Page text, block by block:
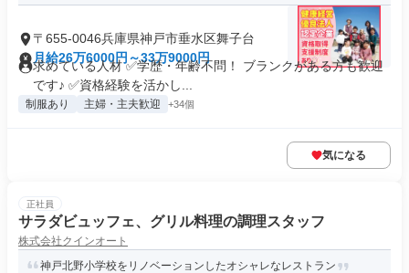
〒655-0046兵庫県神戸市垂水区舞子台
月給26万6000円～33万9000円
求めている人材 ✅学歴・年齢不問！ ブランクがある方も歓迎
です♪ ✅資格経験を活かし...
制服あり 主婦・主夫歓迎 +34個
気になる
正社員
サラダビュッフェ、グリル料理の調理スタッフ
株式会社クインオート
神戸北野小学校をリノベーションしたオシャレなレストラン